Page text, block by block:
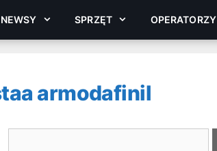
NEWSY SPRZĘT OPERATORZY
armodafinil